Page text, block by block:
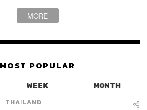
MORE
MOST POPULAR
WEEK MONTH
THAILAND